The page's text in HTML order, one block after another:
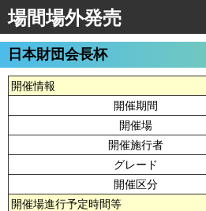
場間場外発売
日本財団会長杯
開催情報
開催期間
開催場
開催施行者
グレード
開催区分
開催場進行予定時間等